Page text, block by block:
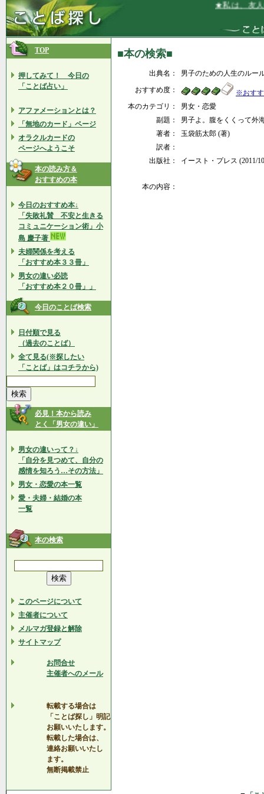
★私は、友人
TOP
押してみて！ 今日の
「ことば占い」
アファメーションとは？
「無地のカード」ページ
オラクルカードの
ページへようこそ
本の読み方＆
おすすめの本
今日のおすすめ本↓
「失敗礼賛 不安と生きる
コミュニケーション術」小
島 慶子著
夫婦関係を考える
「おすすめ本３３冊」
男女の違い必読
「おすすめ本２０冊」」
今日のことば検索
日付順で見る
（過去のことば）
全て見る(※探したい
「ことば」はコチラから)
必見！本から読み
とく「男女の違い」
男女の違いって？↓
「自分を見つめて、自分の
感情を知ろう…その方法」
男女・恋愛の本一覧
愛・夫婦・結婚の本
一覧
本の検索
このページについて
主催者について
メルマガ登録と解除
サイトマップ
お問合せ
主催者へのメール
転載する場合は
「ことば探し」明記
お願いいたします。
転載した場合は、
連絡お願いいたし
ます。
無断掲載禁止
■本の検索■
出典名：
男子のための人生のルー
おすすめ度：
※おす
本のカテゴリ：
男女・恋愛
副題：
男子よ。腹をくくって外
著者：
玉袋筋太郎 (著)
訳者：
出版社：
イースト・プレス (2011/
本の内容：